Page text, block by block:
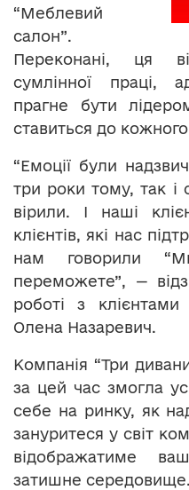
“Меблевий
салон”.
Переконані, ця
сумлінної праці,
прагне бути
ставиться до кожного
“Емоції були
три роки тому, так і
вірили. І наші
клієнтів, які нас
нам говорили
переможете”, —
роботі з клієнтами
Олена Назаревич.
Компанія “Три
за цей час змогла
себе на ринку, як
зануритеся у світ
відображатиме
затишне середовище.